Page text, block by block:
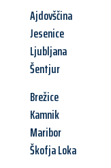
Ajdovščina
Jesenice
Ljubljana
Šentjur
Brežice
Kamnik
Maribor
Škofja Loka